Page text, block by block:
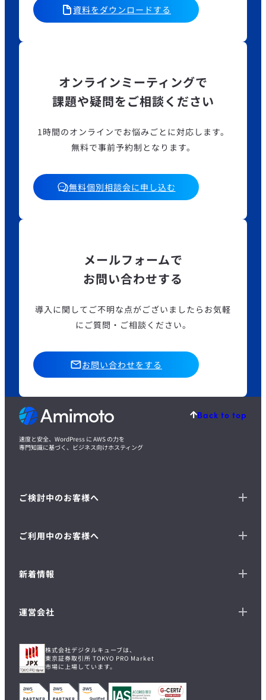
資料をダウンロードする
オンラインミーティングで
課題や疑問をご相談ください
1時間のオンラインでお悩みごとに対応します。
無料で事前予約制となります。
無料個別相談会に申し込む
メールフォームで
お問い合わせする
導入に関してご不明な点がございましたら お気軽
にご質問・ご相談ください。
お問い合わせをする
Back to top
速度と安全、WordPress に AWS の力を
専門知識に基づく、ビジネス向けホスティング
ご検討中のお客様へ
ご利用中のお客様へ
新着情報
運営会社
株式会社デジタルキューブは、
東京証券取引所 TOKYO PRO Market
市場に上場しています。